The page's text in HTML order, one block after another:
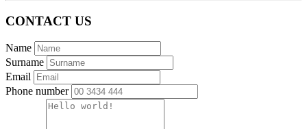
CONTACT US
Name
Surname
Email
Phone number